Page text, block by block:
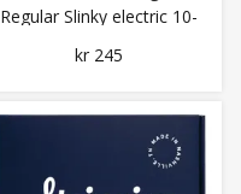
Regular Slinky electric 10-
kr 245